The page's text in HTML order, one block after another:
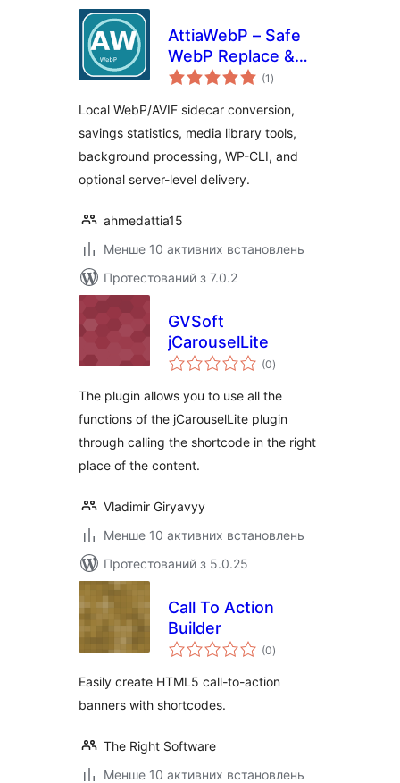
AttiaWebP – Safe
WebP Replace &
Optimizer
(1 загальний
рейтинг
)
Local WebP/AVIF sidecar conversion,
savings statistics, media library tools,
background processing, WP-CLI, and
optional server-level delivery.
ahmedattia15
Менше 10 активних встановлень
Протестований з 7.0.2
GVSoft
jCarouselLite
(0загальний
рейтинг
)
The plugin allows you to use all the
functions of the jCarouselLite plugin
through calling the shortcode in the right
place of the content.
Vladimir Giryavyy
Менше 10 активних встановлень
Протестований з 5.0.25
Call To Action
Builder
(0загальний
рейтинг
)
Easily create HTML5 call-to-action
banners with shortcodes.
The Right Software
Менше 10 активних встановлень